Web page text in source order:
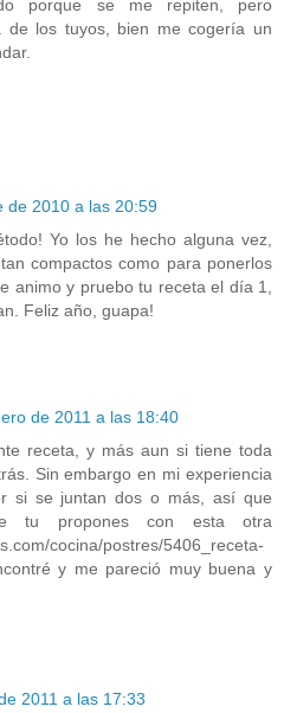
porque se me repiten, pero
de los tuyos, bien me cogería un
de 2010 a las 20:59
Yo los he hecho alguna vez,
compactos como para ponerlos
animo y pruebo tu receta el día 1,
Feliz año, guapa!
de 2011 a las 18:40
receta, y más aun si tiene toda
Sin embargo en mi experiencia
si se juntan dos o más, así que
tu propones con esta otra
cocina/postres/5406_receta-
y me pareció muy buena y
2011 a las 17:33